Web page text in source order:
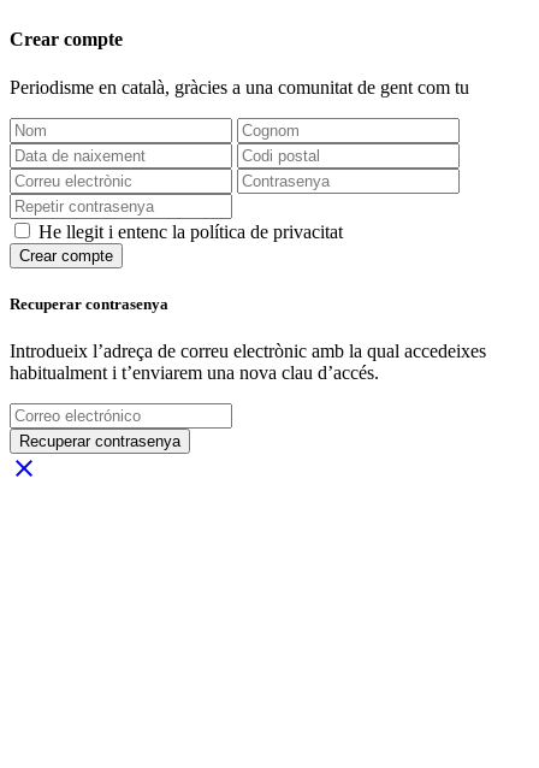
Crear compte
Periodisme en català, gràcies a una comunitat de gent com tu
He llegit i entenc la política de privacitat
Crear compte
Recuperar contrasenya
Introdueix l’adreça de correu electrònic amb la qual accedeixes
habitualment i t’enviarem una nova clau d’accés.
Recuperar contrasenya
close